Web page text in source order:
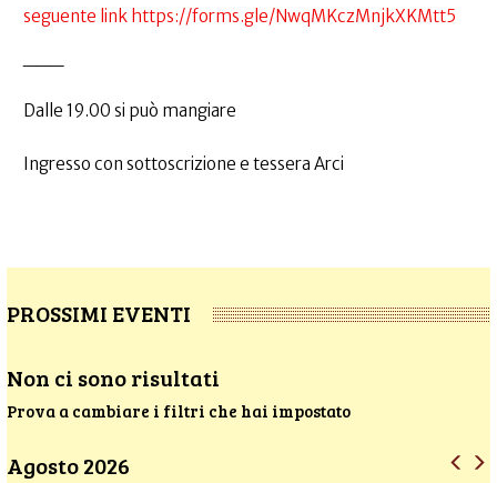
seguente link https://forms.gle/NwqMKczMnjkXKMtt5
Dalle 19.00 si può mangiare
Ingresso con sottoscrizione e tessera Arci
PROSSIMI EVENTI
Non ci sono risultati
Prova a cambiare i filtri che hai impostato
Agosto 2026